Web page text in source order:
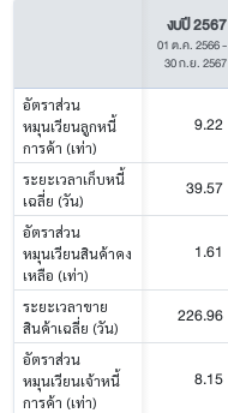
งบปี 2567
01 ต.ค. 2566-
30 ก.ย. 2567
อัตราส่วน
หมุนเวียนลูกหนี้
การค้า (เท่า)
9.22
ระยะเวลาเก็บหนี้
เฉลี่ย (วัน)
39.57
อัตราส่วน
หมุนเวียนสินค้าคง
เหลือ (เท่า)
1.61
ระยะเวลาขาย
สินค้าเฉลี่ย (วัน)
226.96
อัตราส่วน
หมุนเวียนเจ้าหนี้
การค้า (เท่า)
8.15